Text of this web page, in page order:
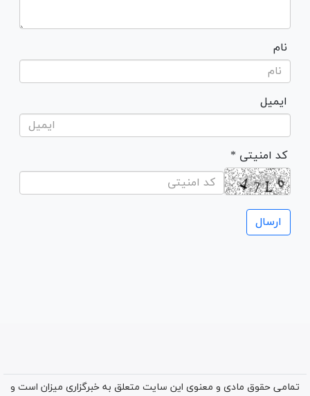
نام
ایمیل
* کد امنیتی
تمامی حقوق مادی و معنوی این سایت متعلق به خبرگزاری میزان است و